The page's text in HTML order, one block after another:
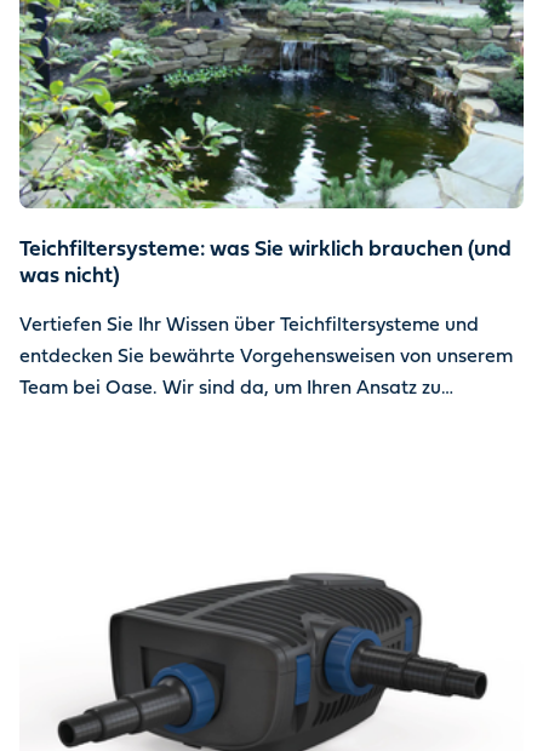
Teichfiltersysteme: was Sie wirklich brauchen (und
was nicht)
Vertiefen Sie Ihr Wissen über Teichfiltersysteme und
entdecken Sie bewährte Vorgehensweisen von unserem
Team bei Oase. Wir sind da, um Ihren Ansatz zu